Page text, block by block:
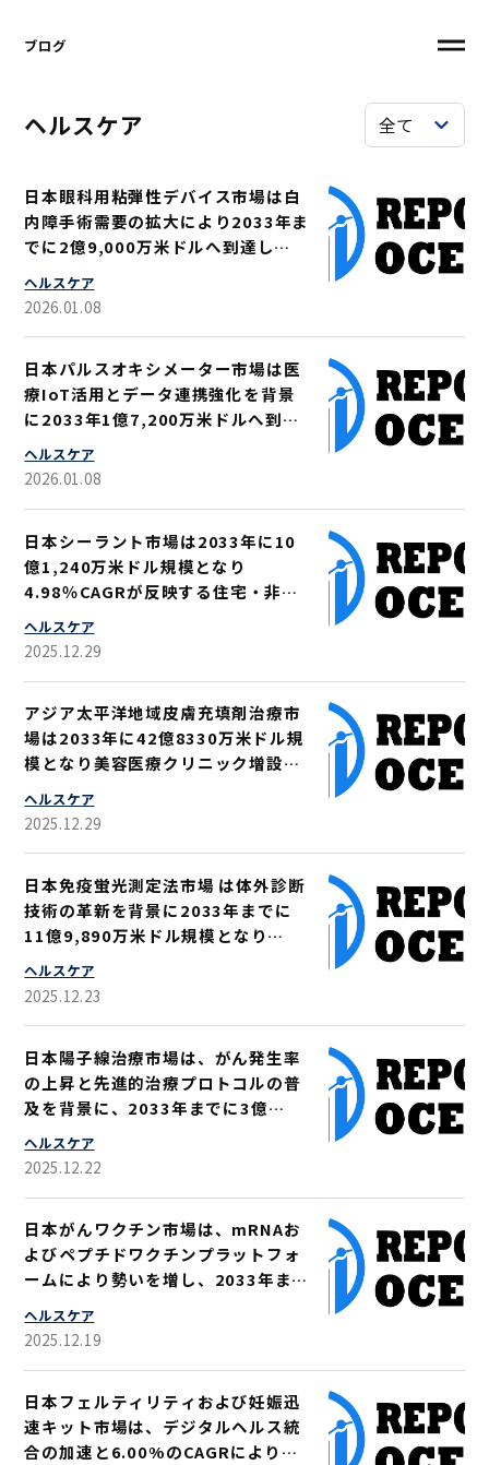
ブログ
ヘルスケア
日本眼科用粘弾性デバイス市場は白
内障手術需要の拡大により2033年ま
でに2億9,000万米ドルへ到達し
CAGR 5.2％で成長
ヘルスケア
2026.01.08
日本パルスオキシメーター市場は医
療IoT活用とデータ連携強化を背景
に2033年1億7,200万米ドルへ到達
しCAGR9.88％
ヘルスケア
2026.01.08
日本シーラント市場は2033年に10
億1,240万米ドル規模となり
4.98％CAGRが反映する住宅・非住
宅建設の堅調推移
ヘルスケア
2025.12.29
アジア太平洋地域皮膚充填剤治療市
場は2033年に42億8330万米ドル規
模となり美容医療クリニック増設を
原動力にCAGR8.9％を維持
ヘルスケア
2025.12.29
日本免疫蛍光測定法市場 は体外診断
技術の革新を背景に2033年までに
11億9,890万米ドル規模となり
CAGR 5.67％
ヘルスケア
2025.12.23
日本陽子線治療市場は、がん発生率
の上昇と先進的治療プロトコルの普
及を背景に、2033年までに3億
3000万米ドル規模に達すると予測さ
れる（年平均成長率8.20%）
ヘルスケア
2025.12.22
日本がんワクチン市場は、mRNAお
よびペプチドワクチンプラットフォ
ームにより勢いを増し、2033年まで
に年平均成長率（CAGR）6％で36
億7000万米ドルに達すると予測され
ヘルスケア
2025.12.19
日本フェルティリティおよび妊娠迅
速キット市場は、デジタルヘルス統
合の加速と6.00%のCAGRにより、